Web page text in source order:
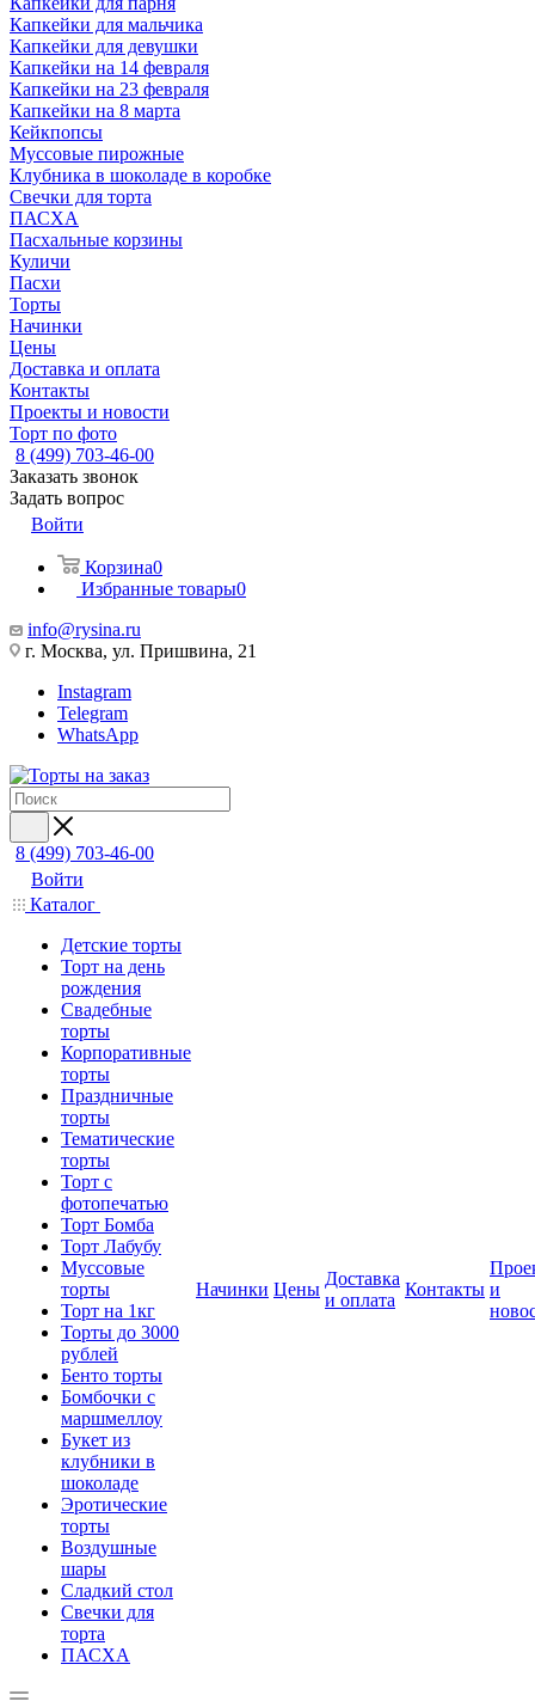
Капкейки для мальчика
Капкейки для девушки
Капкейки на 14 февраля
Капкейки на 23 февраля
Капкейки на 8 марта
Кейкпопсы
Муссовые пирожные
Клубника в шоколаде в коробке
Свечки для торта
ПАСХА
Пасхальные корзины
Куличи
Пасхи
Торты
Начинки
Цены
Доставка и оплата
Контакты
Проекты и новости
Торт по фото
8 (499) 703-46-00
Заказать звонок
Задать вопрос
Войти
Корзина0
Избранные товары0
info@rysina.ru
г. Москва, ул. Пришвина, 21
Instagram
Telegram
WhatsApp
8 (499) 703-46-00
Войти
Каталог
Детские торты
Торт на день
рождения
Свадебные
торты
Корпоративные
торты
Праздничные
торты
Тематические
торты
Торт с
фотопечатью
Торт Бомба
Торт Лабубу
Муссовые
торты
Торт на 1кг
Торты до 3000
рублей
Бенто торты
Бомбочки с
маршмеллоу
Букет из
клубники в
шоколаде
Эротические
торты
Воздушные
шары
Сладкий стол
Свечки для
торта
ПАСХА
Начинки Цены
Доставка
и оплата
Контакты и